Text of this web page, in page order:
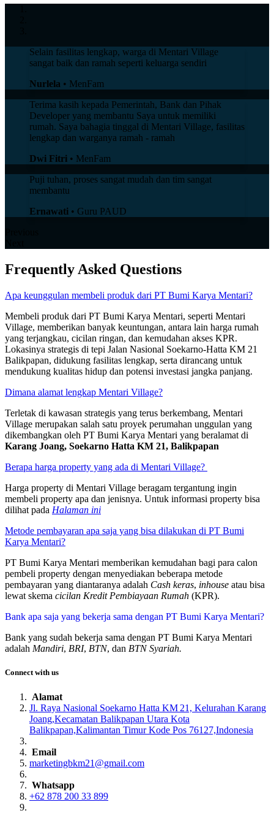
Selain fasilitas lengkap, warga di Mentari Village
sangat baik dan ramah seperti keluarga sendiri
Nurlela • MenFam
Terima kasih kepada Pemerintah, Bank dan Pihak
Developer yang membantu Saya untuk memiliki
rumah. Saya bahagia tinggal di Mentari Village, fasilitas
lengkap dan warganya ramah - ramah
Dwi Fitri • MenFam
Puji tuhan, proses sangat mudah dan tim sangat
membantu
Ernawati • Guru PAUD
Frequently Asked Questions
Apa keunggulan membeli produk dari PT Bumi Karya Mentari?
Membeli produk dari PT Bumi Karya Mentari, seperti Mentari
Village, memberikan banyak keuntungan, antara lain harga rumah
yang terjangkau, cicilan ringan, dan kemudahan akses KPR.
Lokasinya strategis di tepi Jalan Nasional Soekarno-Hatta KM 21
Balikpapan, didukung fasilitas lengkap, serta dirancang untuk
mendukung kualitas hidup dan potensi investasi jangka panjang.
Dimana alamat lengkap Mentari Village?
Terletak di kawasan strategis yang terus berkembang, Mentari
Village merupakan salah satu proyek perumahan unggulan yang
dikembangkan oleh PT Bumi Karya Mentari yang beralamat di
Karang Joang, Soekarno Hatta KM 21, Balikpapan
Berapa harga property yang ada di Mentari Village?
Harga property di Mentari Village beragam tergantung ingin
membeli property apa dan jenisnya. Untuk informasi property bisa
dilihat pada Halaman ini
Metode pembayaran apa saja yang bisa dilakukan di PT Bumi
Karya Mentari?
PT Bumi Karya Mentari memberikan kemudahan bagi para calon
pembeli property dengan menyediakan beberapa metode
pembayaran yang diantaranya adalah Cash keras, inhouse atau bisa
lewat skema cicilan Kredit Pembiayaan Rumah (KPR).
Bank apa saja yang bekerja sama dengan PT Bumi Karya Mentari?
Bank yang sudah bekerja sama dengan PT Bumi Karya Mentari
adalah Mandiri, BRI, BTN, dan BTN Syariah.
Connect with us
Alamat
Jl. Raya Nasional Soekarno Hatta KM 21, Kelurahan Karang
Joang,Kecamatan Balikpapan Utara Kota
Balikpapan,Kalimantan Timur Kode Pos 76127,Indonesia
Email
marketingbkm21@gmail.com
Whatsapp
+62 878 200 33 899